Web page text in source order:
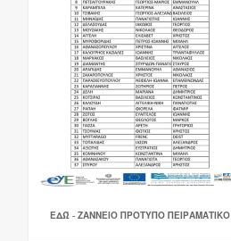
ΕΔΏ - ΖΑΝΝΕΙΟ ΠΡΟΤΥΠΟ ΠΕΙΡΑΜΑΤΙΚΟ